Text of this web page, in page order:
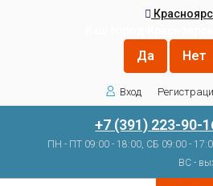
Вход
+7 (391) 223-90-
ПН - ПТ 09:00 - 18:00, СБ 09:00 -
ВС -